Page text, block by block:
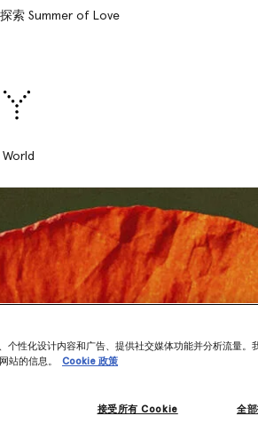
订单均享受免费速递服务
个性化设计内容和广告、提供社交媒体功能并分析流量。
站的信息。
Cookie 政策
全
接受所有 Cookie